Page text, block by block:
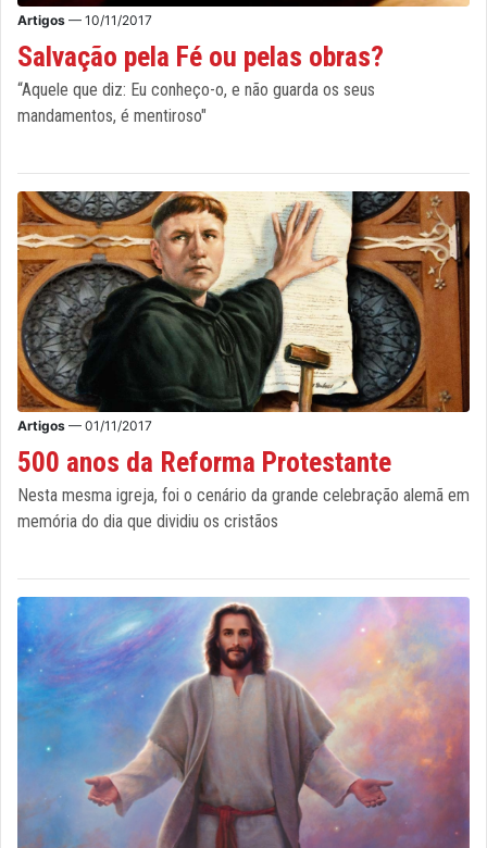
Artigos — 10/11/2017
Salvação pela Fé ou pelas obras?
“Aquele que diz: Eu conheço-o, e não guarda os seus
mandamentos, é mentiroso"
Artigos — 01/11/2017
500 anos da Reforma Protestante
Nesta mesma igreja, foi o cenário da grande celebração alemã em
memória do dia que dividiu os cristãos